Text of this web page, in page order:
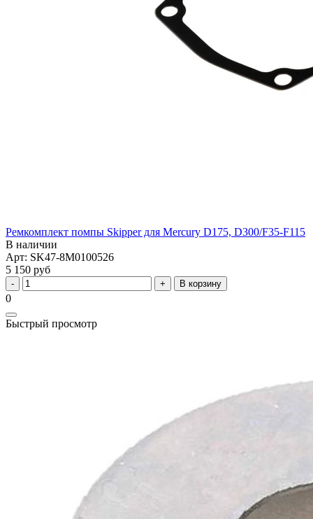
Ремкомплект помпы Skipper для Mercury D175, D300/F35-F115
В наличии
Арт: SK47-8M0100526
5 150 руб
В корзину
0
Быстрый просмотр